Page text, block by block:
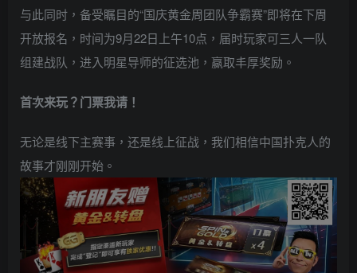
与此同时，备受瞩目的“国庆黄金周团队争霸赛”即将在下周
开放报名，时间为9月22日上午10点，届时玩家可三人一队
组建战队，进入明星导师的征选池，赢取丰厚奖励。
首次来玩？门票我请！
无论是线下主赛事，还是线上征战，我们相信中国扑克人的
故事才刚刚开始。